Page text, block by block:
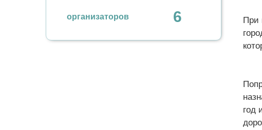
организаторов 6
При
год